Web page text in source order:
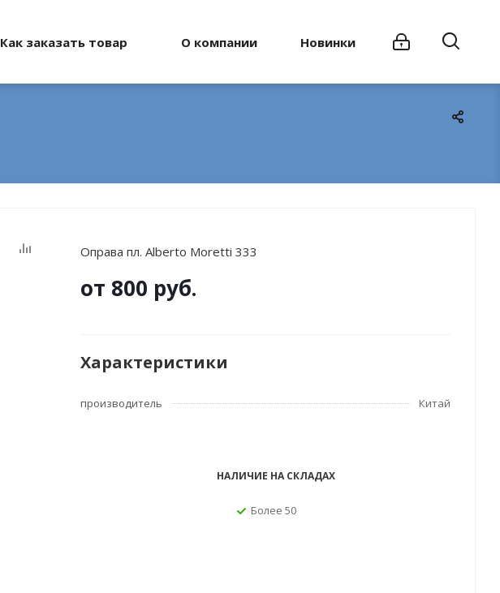
Как заказать товар О компании Новинки
Оправа пл. Alberto Moretti 333
от 800 руб.
Характеристики
производитель Китай
НАЛИЧИЕ НА СКЛАДАХ
Более 50